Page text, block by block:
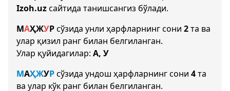
Izoh.uzсайтида танишсангиз бўлади.
МАҲЖУРсўзида унли ҳарфларнинг сони 2та ва
улар қизил ранг билан белгиланган.
Улар қуйидагилар: А, У
МАҲЖУРсўзида ундош ҳарфларнинг сони 4та
ва улар кўк ранг билан белгиланган.